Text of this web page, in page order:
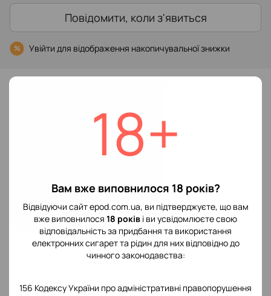
18+
Вам вже виповнилося 18 років?
Відвідуючи сайт epod.com.ua, ви підтверджуєте, що вам
вже виповнилося 18 років і ви усвідомлюєте свою
відповідальність за придбання та використання
електронних сигарет та рідин для них відповідно до
чинного законодавства:
156 Кодексу України про адміністративні правопорушення
Повідомити, коли з'явиться
% Увійти для відображення накопичувальної знижки
Характеристики
Vaporesso
Додайте перший відгук